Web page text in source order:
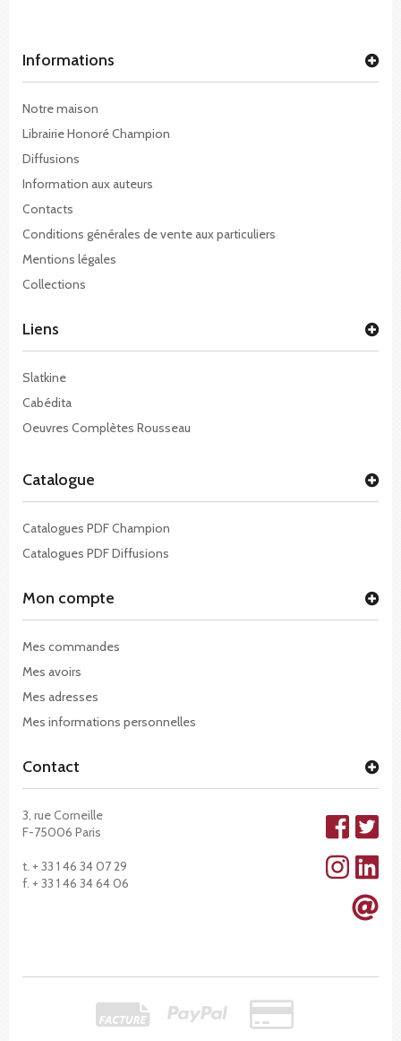
Informations
Notre maison
Librairie Honoré Champion
Diffusions
Information aux auteurs
Contacts
Conditions générales de vente aux particuliers
Mentions légales
Collections
Liens
Slatkine
Cabédita
Oeuvres Complètes Rousseau
Catalogue
Catalogues PDF Champion
Catalogues PDF Diffusions
Mon compte
Mes commandes
Mes avoirs
Mes adresses
Mes informations personnelles
Contact
3, rue Corneille
F-75006 Paris
t. + 33 1 46 34 07 29
f. + 33 1 46 34 64 06